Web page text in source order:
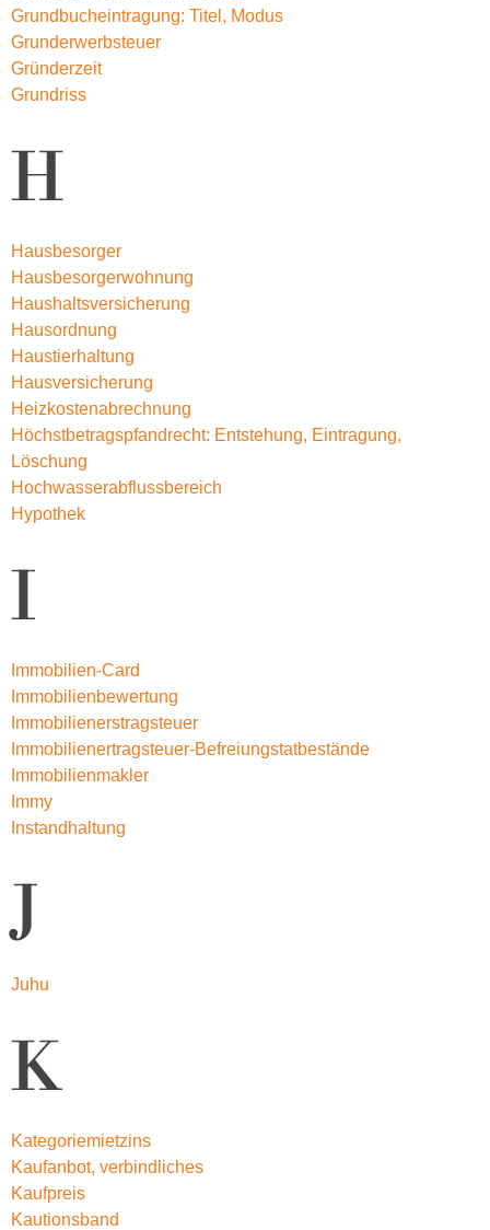
Grundbucheintragung: Titel, Modus
Grunderwerbsteuer
Gründerzeit
Grundriss
H
Hausbesorger
Hausbesorgerwohnung
Haushaltsversicherung
Hausordnung
Haustierhaltung
Hausversicherung
Heizkostenabrechnung
Höchstbetragspfandrecht: Entstehung, Eintragung,
Löschung
Hochwasserabflussbereich
Hypothek
I
Immobilien-Card
Immobilienbewertung
Immobilienerstragsteuer
Immobilienertragsteuer-Befreiungstatbestände
Immobilienmakler
Immy
Instandhaltung
J
Juhu
K
Kategoriemietzins
Kaufanbot, verbindliches
Kaufpreis
Kautionsband